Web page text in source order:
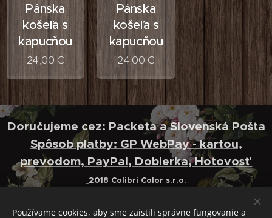
Pánska
košeľa s
kapucňou
24,00€
Pánska
košeľa s
kapucňou
24,00€
Doručujeme cez: Packeta a Slovenská Pošta
Spôsob platby: GP WebPay - kartou,
prevodom, PayPal, Dobierka, Hotovosť
2018 Colibri Color s.r.o.
Používame cookies, aby sme zaistili správne fungovanie a